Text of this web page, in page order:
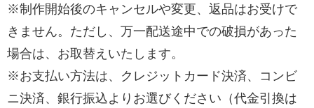
※制作開始後のキャンセルや変更、返品はお受けで
きません。ただし、万一配送途中での破損があった
場合は、お取替えいたします。
※お支払い方法は、クレジットカード決済、コンビ
ニ決済、銀行振込よりお選びください（代金引換は